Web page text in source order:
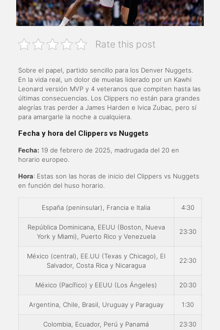
Rate this post
Sobre el papel, partido sencillo para los Denver Nuggets.
En la vida real, un dolor de muelas liderado por un Kawhi
Leonard versión MVP y 4 veteranos que compiten hasta las
últimas consecuencias. Los Clippers no están para grandes
alegrías tras perder a James Harden e Ivica Zubac, pero sí
para amargarle la noche a cualquiera.
Fecha y hora del Clippers vs Nuggets
Fecha: 19 de febrero de 2025, madrugada del 20 en
horario europeo.
Hora: Estas son las horas de inicio del Clippers vs Nuggets
en función del huso horario.
España (peninsular), Francia e Italia 4:30
República Dominicana, EEUU (Boston, Nueva
York y Miami), Puerto Rico y Venezuela
23:30
México (central), EE.UU (Texas y Chicago), El
Salvador, Costa Rica y Nicaragua
22:30
México (Pacífico) y EEUU (Los Ángeles) 20:30
Argentina, Chile, Brasil, Uruguay y Paraguay 1:30
Colombia, Ecuador, Perú y Panamá 23:30